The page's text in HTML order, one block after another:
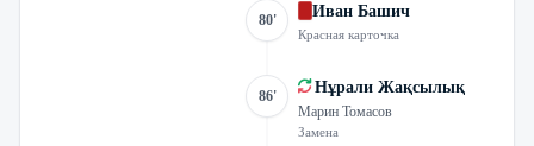
80' Иван Башич
Красная карточка
86' Нұрали Жақсылық
Марин Томасов
Замена